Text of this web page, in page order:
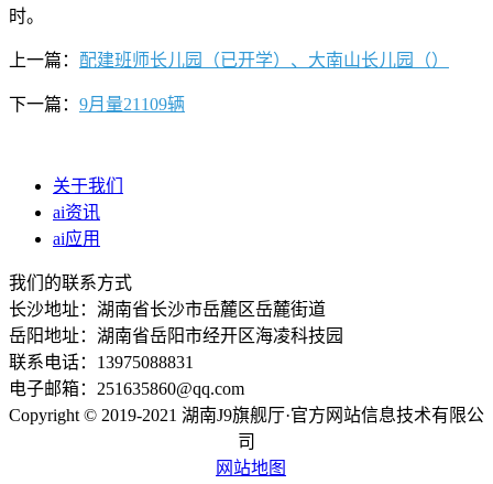
时。
上一篇： 配建班师长儿园（已开学）、大南山长儿园（）
下一篇： 9月量21109辆
关于我们
ai资讯
ai应用
我们的联系方式
长沙地址：湖南省长沙市岳麓区岳麓街道
岳阳地址：湖南省岳阳市经开区海凌科技园
联系电话：13975088831
电子邮箱：251635860@qq.com
Copyright © 2019-2021 湖南J9旗舰厅·官方网站信息技术有限公
司
网站地图